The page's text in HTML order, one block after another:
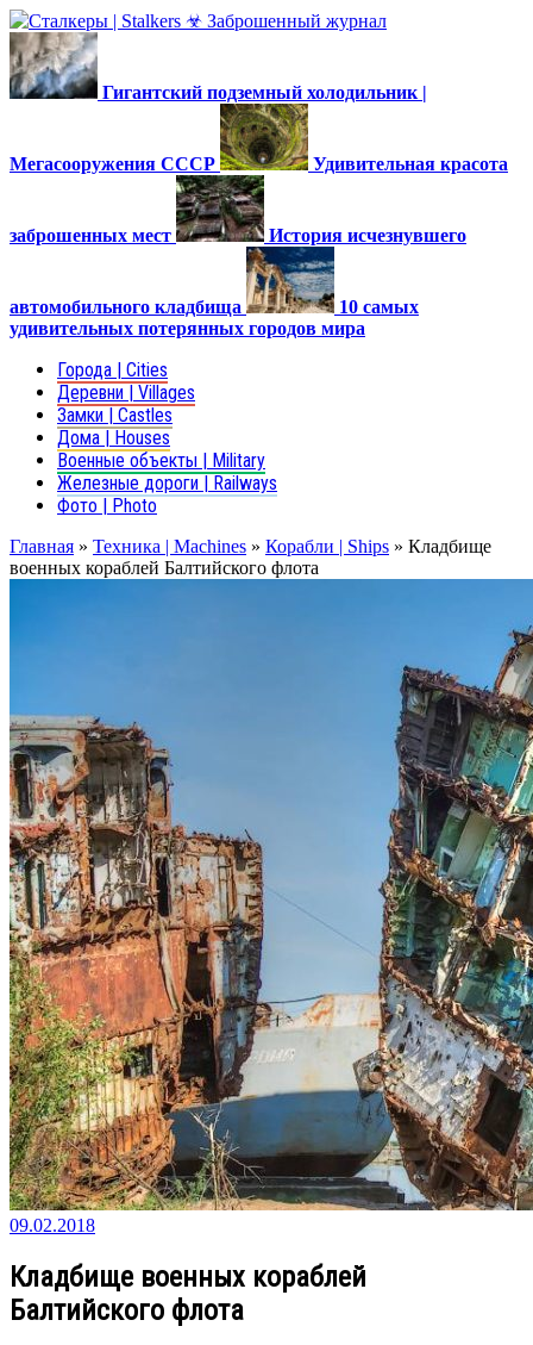
Гигантский подземный холодильник |
Мегасооружения СССР Удивительная красота
заброшенных мест История исчезнувшего
автомобильного кладбища
10 самых
удивительных потерянных городов мира
Города | Cities
Деревни | Villages
Замки | Castles
Дома | Houses
Военные объекты | Military
Железные дороги | Railways
Фото | Photo
Главная » Техника | Machines » Корабли | Ships » Кладбище
военных кораблей Балтийского флота
09.02.2018
Кладбище военных кораблей
Балтийского флота